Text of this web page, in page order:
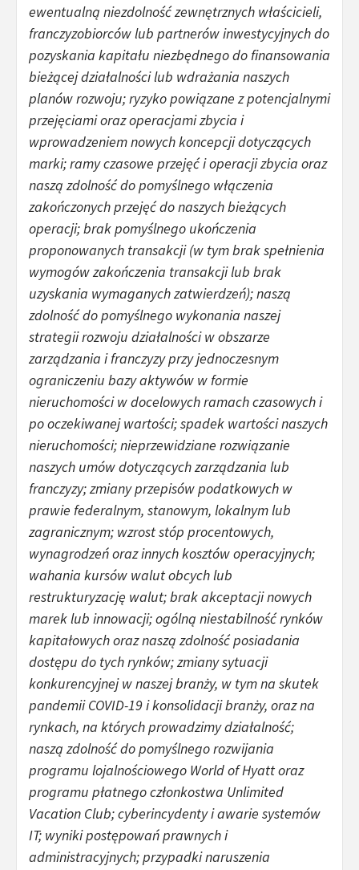
ewentualną niezdolność zewnętrznych właścicieli,
franczyzobiorców lub partnerów inwestycyjnych do
pozyskania kapitału niezbędnego do finansowania
bieżącej działalności lub wdrażania naszych
planów rozwoju; ryzyko powiązane z potencjalnymi
przejęciami oraz operacjami zbycia i
wprowadzeniem nowych koncepcji dotyczących
marki; ramy czasowe przejęć i operacji zbycia oraz
naszą zdolność do pomyślnego włączenia
zakończonych przejęć do naszych bieżących
operacji; brak pomyślnego ukończenia
proponowanych transakcji (w tym brak spełnienia
wymogów zakończenia transakcji lub brak
uzyskania wymaganych zatwierdzeń); naszą
zdolność do pomyślnego wykonania naszej
strategii rozwoju działalności w obszarze
zarządzania i franczyzy przy jednoczesnym
ograniczeniu bazy aktywów w formie
nieruchomości w docelowych ramach czasowych i
po oczekiwanej wartości; spadek wartości naszych
nieruchomości; nieprzewidziane rozwiązanie
naszych umów dotyczących zarządzania lub
franczyzy; zmiany przepisów podatkowych w
prawie federalnym, stanowym, lokalnym lub
zagranicznym; wzrost stóp procentowych,
wynagrodzeń oraz innych kosztów operacyjnych;
wahania kursów walut obcych lub
restrukturyzację walut; brak akceptacji nowych
marek lub innowacji; ogólną niestabilność rynków
kapitałowych oraz naszą zdolność posiadania
dostępu do tych rynków; zmiany sytuacji
konkurencyjnej w naszej branży, w tym na skutek
pandemii COVID-19 i konsolidacji branży, oraz na
rynkach, na których prowadzimy działalność;
naszą zdolność do pomyślnego rozwijania
programu lojalnościowego World of Hyatt oraz
programu płatnego członkostwa Unlimited
Vacation Club; cyberincydenty i awarie systemów
IT; wyniki postępowań prawnych i
administracyjnych; przypadki naruszenia